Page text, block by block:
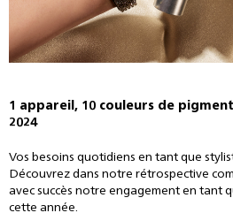
1 appareil, 10 couleurs de
2024
Vos besoins quotidiens en tant que
Découvrez dans notre rétrospective
avec succès notre engagement en tant
cette année.